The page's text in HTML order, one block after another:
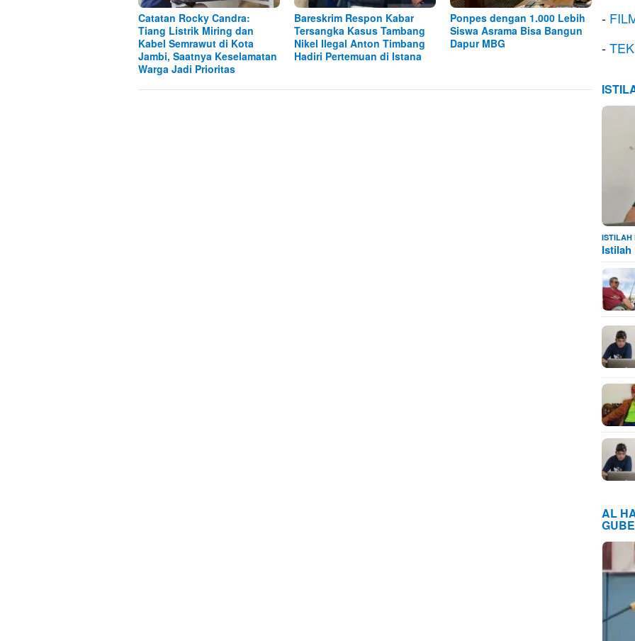
Catatan Rocky Candra:
Tiang Listrik Miring dan
Kabel Semrawut di Kota
Jambi, Saatnya Keselamatan
Warga Jadi Prioritas
Bareskrim Respon Kabar
Tersangka Kasus Tambang
Nikel Ilegal Anton Timbang
Hadiri Pertemuan di Istana
Ponpes dengan 1.000 Lebih
Siswa Asrama Bisa Bangun
Dapur MBG
-
-
ISTILAH
Istilah
AL